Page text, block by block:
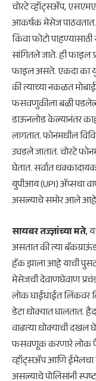
चोरटे व्हॉट्सॲप,
आकर्षक मेसेज पाठवतात.
किंवा फोटो
सांगितले जाते. ही फाइल
फाइल असते. एकदा का
की त्याच्या नकळत
फसवणुकीला बळी
डाऊनलोड केल्यानंतर
लागतात. फोनमधील
उघडले जातात. चोरटे
घेतात. सर्वात
युपीआय (UPI) ॲप्सचा
असल्याचे समोर आले
सायबर तज्ज्ञांच्या मते,
असतात की त्या
हॅक झाला आहे याची
मेसेजची देवाणघेवाण
लोक घाईघाईत
डेटा धोक्यात घालतात.
वाढत्या धोक्याची दखल
फसवणूक करणारे लोक
व्हॉट्सॲप आणि ईमेलचा
असल्याचे पोलिसांनी